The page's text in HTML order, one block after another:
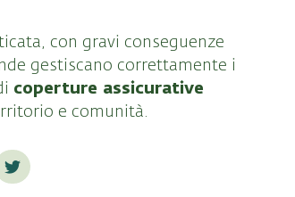
con gravi conseguenze
gestiscano correttamente i
coperture assicurative
e comunità.